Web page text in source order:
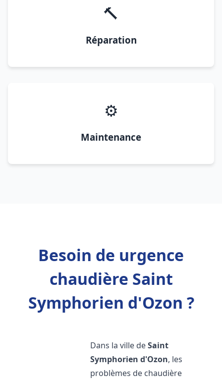
🔨
Réparation
⚙️
Maintenance
Besoin de urgence
chaudière Saint
Symphorien d'Ozon ?
Dans la ville deSaint
Symphorien d'Ozon, les
problèmes de chaudière